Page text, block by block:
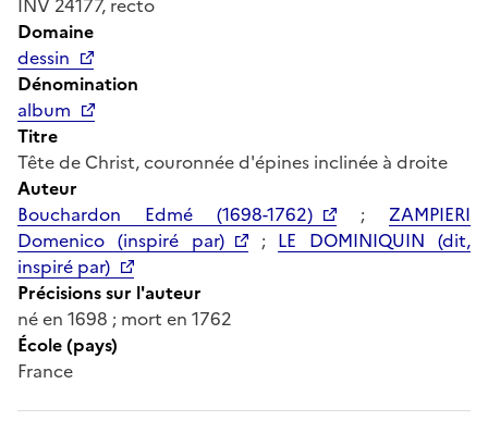
Domaine
dessin
Dénomination
album
Titre
Tête de Christ, couronnée d'épines inclinée à droite
Auteur
Bouchardon Edmé (1698-1762)
; ZAMPIERI
Domenico (inspiré par)
; LE DOMINIQUIN (dit,
inspiré par)
Précisions sur l'auteur
né en 1698 ; mort en 1762
École (pays)
France